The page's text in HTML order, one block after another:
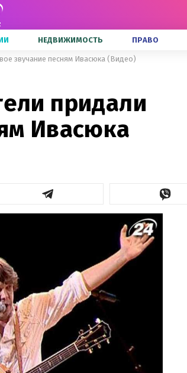
НЕДВИЖИМОСТЬ ПРАВО
звучание песням Ивасюка (Видео)
придали
Ивасюка